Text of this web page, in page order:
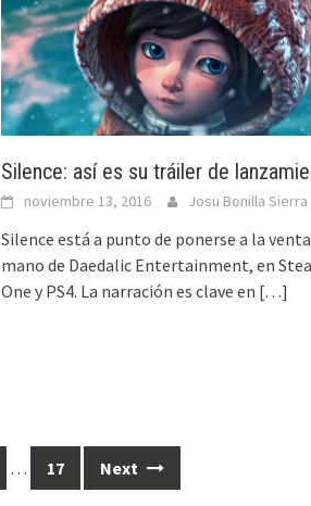
Silence: así es su tráiler de
noviembre 13, 2016 Josu Bonilla Sierra
Silence está a punto de ponerse a la
mano de Daedalic Entertainment, en
One y PS4. La narración es clave en […]
… 17 Next